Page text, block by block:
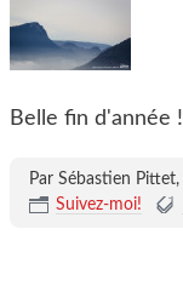
Belle fin d'année !
Par Sébastien Pittet,
Suivez-moi!